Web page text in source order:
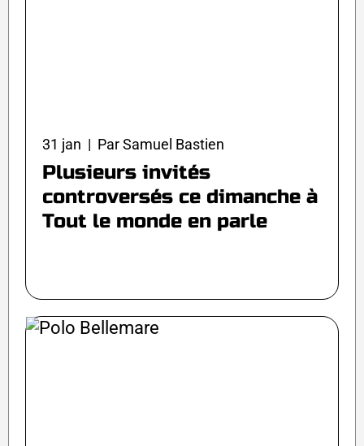
31 jan | Par Samuel Bastien
Plusieurs invités
controversés ce dimanche à
Tout le monde en parle